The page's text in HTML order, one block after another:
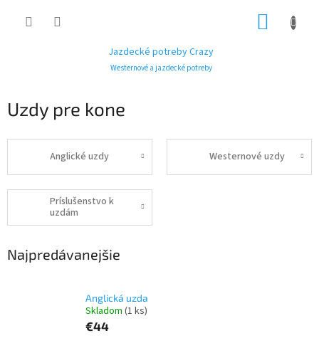
Jazdecké potreby Crazy
Westernové a jazdecké potreby
Uzdy pre kone
Anglické uzdy Westernové uzdy
Príslušenstvo k
uzdám
Najpredávanejšie
Anglická uzda
Skladom (1 ks)
€44